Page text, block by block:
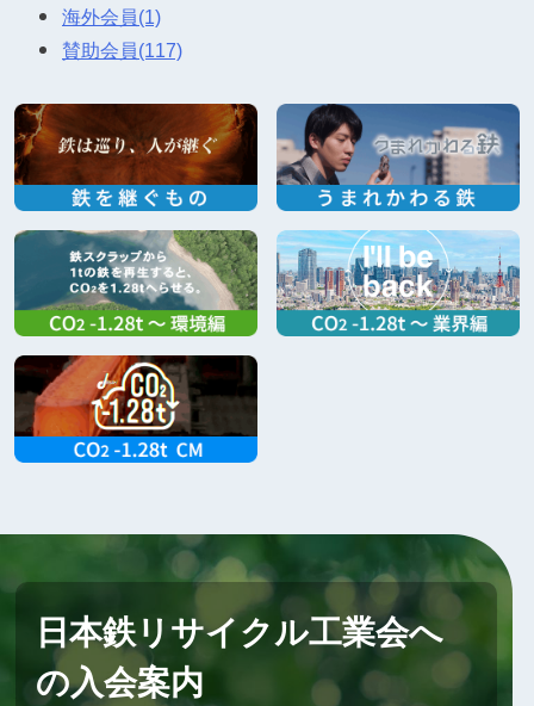
海外会員(1)
賛助会員(117)
日本鉄リサイクル工業会へ
の入会案内